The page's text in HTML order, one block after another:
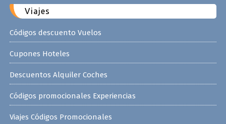
Viajes
Códigos descuento Vuelos
Cupones Hoteles
Descuentos Alquiler Coches
Códigos promocionales Experiencias
Viajes Códigos Promocionales